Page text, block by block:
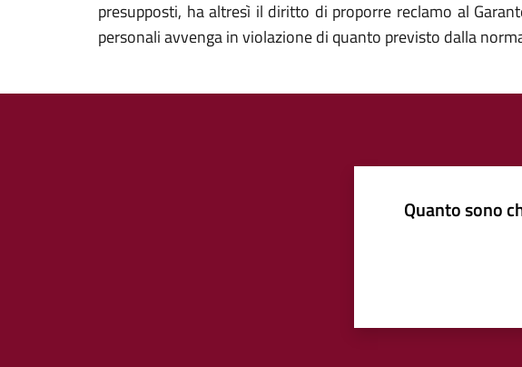
presupposti, ha altresì il diritto di proporre reclamo al
personali avvenga in violazione di quanto previsto dalla
Quanto sono